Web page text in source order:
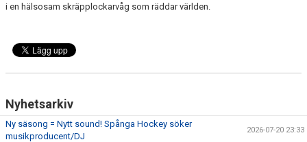
PUCKEN RESTAURANG
i en hälsosam skräpplockarvåg som räddar världen.
Nyhetsarkiv
Ny säsong = Nytt sound! Spånga Hockey söker
musikproducent/DJ
2026-07-20 23:33